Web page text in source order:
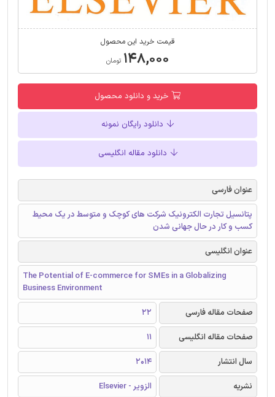
قیمت خرید این محصول
۱۴۸,۰۰۰ تومان
خرید و دانلود محصول
دانلود رایگان نمونه
دانلود مقاله انگلیسی
عنوان فارسی
پتانسیل تجارت الکترونیک شرکت های کوچک و متوسط در یک محیط
کسب و کار در حال جهانی شدن
عنوان انگلیسی
The Potential of E-commerce for SMEs in a Globalizing
Business Environment
صفحات مقاله فارسی
22
صفحات مقاله انگلیسی
11
سال انتشار
2014
نشریه
الزویر - Elsevier